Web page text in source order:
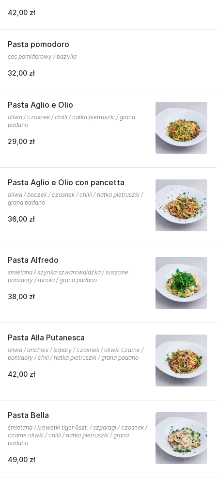
42,00 zł
Pasta pomodoro
sos pomidorowy / bazylia
32,00 zł
Pasta Aglio e Olio
oliwa / czosnek / chilli / natka pietruszki / grana
padano
29,00 zł
Pasta Aglio e Olio con pancetta
oliwa / boczek / czosnek / chilli / natka pietruszki /
grana padano
36,00 zł
Pasta Alfredo
śmietana / szynka szwarcwaldzka / suszone
pomidory / rucola / grana padano
38,00 zł
Pasta Alla Putanesca
oliwa / anchois / kapary / czosnek / oliwki czarne /
pomidory / chili / natka pietruszki / grana padano
42,00 zł
Pasta Bella
śmietana / krewetki tiger 6szt. / szparagi / czosnek /
czarne oliwki / chilli / natka pietruszki / grana
padano
49,00 zł